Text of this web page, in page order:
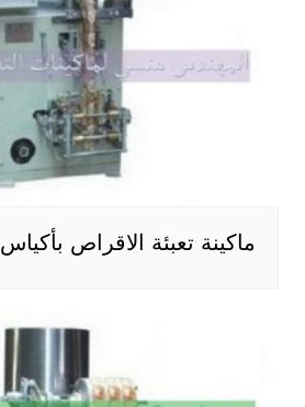
ماكينة تعبئة الاقراص بأكياس